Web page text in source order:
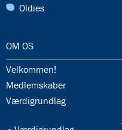
31.0:
Oldies
32.0:
OM OS
32.1:
Velkommen!
32.2:
Medlemskaber
32.3:
Værdigrundlag